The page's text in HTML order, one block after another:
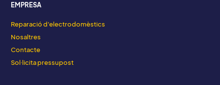
EMPRESA
Reparació d'electrodomèstics
Nosaltres
Contacte
Sol·licita pressupost